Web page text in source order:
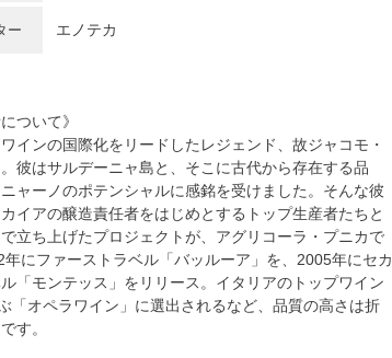
ー エノテカ
ついて》
インの国際化をリードしたレジェンド、故ジャコモ・
彼はサルデーニャ島と、そこに古代から存在する品
ャーノのポテンシャルに感銘を受けました。そんな彼
イアの醸造責任者をはじめとするトップ生産者たちと
立ち上げたプロジェクトが、アグリコーラ・プニカで
年にファーストラベル「バッルーア」を、2005年にセカ
「モンテッス」をリリース。イタリアのトップワイン
「オペラワイン」に選出されるなど、品質の高さは折
す。